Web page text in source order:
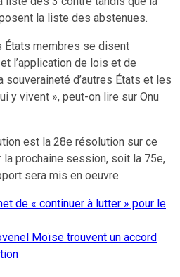
la liste des abstenues.
États membres se disent
l’application de lois et de
d’autres États et les
y vivent », peut-on lire sur Onu
est la 28e résolution sur ce
prochaine session, soit la 75e,
sera mis en oeuvre.
de « continuer à lutter » pour le
Moïse trouvent un accord